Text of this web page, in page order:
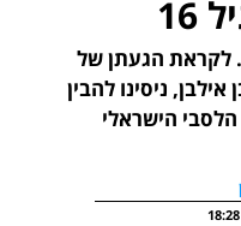
לקראת הגעתן של
ניסינו להבין
הישראלי
18:28